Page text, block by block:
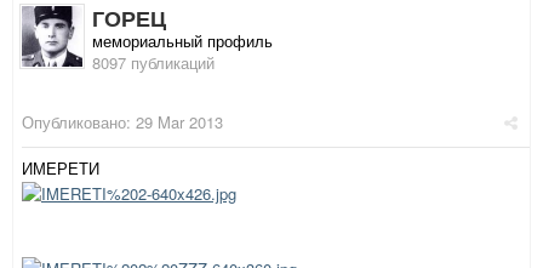
ГОРЕЦ
мемориальный профиль
8097 публикаций
Опубликовано: 29 Mar 2013
ИМЕРЕТИ